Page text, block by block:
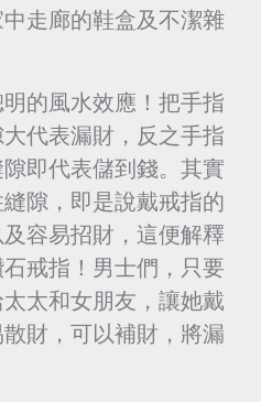
走廊的鞋盒及不潔雜
的風水效應！把手指
代表漏財，反之手指
即代表儲到錢。其實
隙，即是說戴戒指的
容易招財，這便解釋
戒指！男士們，只要
太和女朋友，讓她戴
散財，可以補財，將漏